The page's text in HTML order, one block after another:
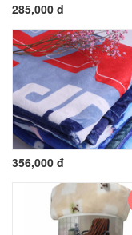
285,000 đ
356,000 đ